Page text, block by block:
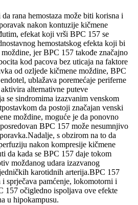
rana hemostaza može biti korisna i
nakon kontuzije kičmene
efekat koji vrši BPC 157 se
hemostatskog efekta koji bi
jer BPC 157 takođe značajno
kod pacova bez uticaja na faktore
od ozljede kičmene moždine, BPC
ublažava poremećaje periferne
alternativne puteve
se sindromima izazvanim venskom
da postoji značajan venski
moždine, moguće je da ponovno
BPC 157 može nesumnjivo
s obzirom na to da
nakon kompresije kičmene
da kada se BPC 157 daje tokom
moždanog udara izazvanog
karotidnih arterija.BPC 157
i sprječava pamćenje, lokomotorni i
157 očigledno ispoljava ove efekte
u hipokampusu.